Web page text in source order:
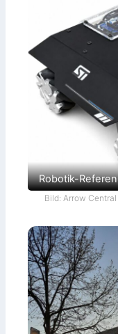
Robotik-
Bild: Arrow